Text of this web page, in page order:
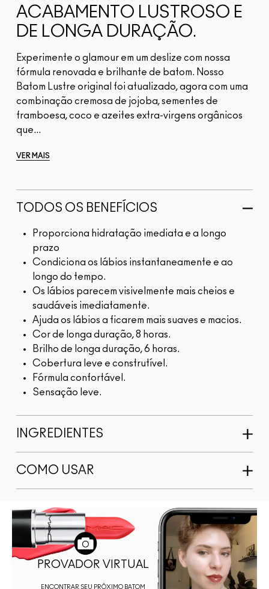
ACABAMENTO LUSTROSO E
DE LONGA DURAÇÃO.
Experimente o glamour em um deslize com nossa
fórmula renovada e brilhante de batom. Nosso
Batom Lustre original foi atualizado, agora com uma
combinação cremosa de jojoba, sementes de
framboesa, coco e azeites extra-virgens orgânicos
que...
VER MAIS
TODOS OS BENEFÍCIOS
Proporciona hidratação imediata e a longo
prazo
Condiciona os lábios instantaneamente e ao
longo do tempo.
Os lábios parecem visivelmente mais cheios e
saudáveis imediatamente.
Ajuda os lábios a ficarem mais suaves e macios.
Cor de longa duração, 8 horas.
Brilho de longa duração, 6 horas.
Cobertura leve e construtível.
Fórmula confortável.
Sensação leve.
INGREDIENTES
COMO USAR
PROVADOR VIRTUAL
ENCONTRAR SEU PRÓXIMO BATOM